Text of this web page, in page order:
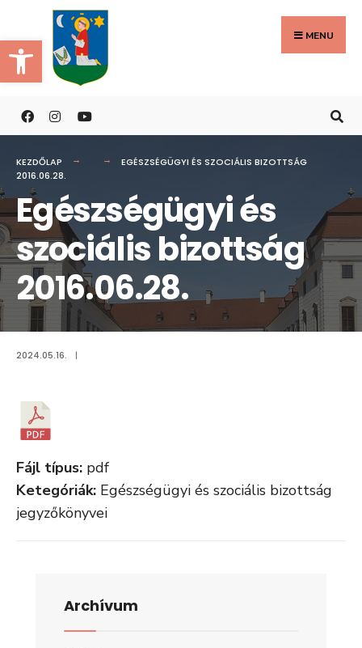
Eszköztár megnyitása
to
content
MENU
KEZDŐLAP
EGÉSZSÉGÜGYI ÉS SZOCIÁLIS BIZOTTSÁG
2016.06.28.
Egészségügyi és
szociális bizottság
2016.06.28.
2024.05.16. |
Fájl típus: pdf
Ketegóriák: Egészségügyi és szociális bizottság
jegyzőkönyvei
Archívum
Search